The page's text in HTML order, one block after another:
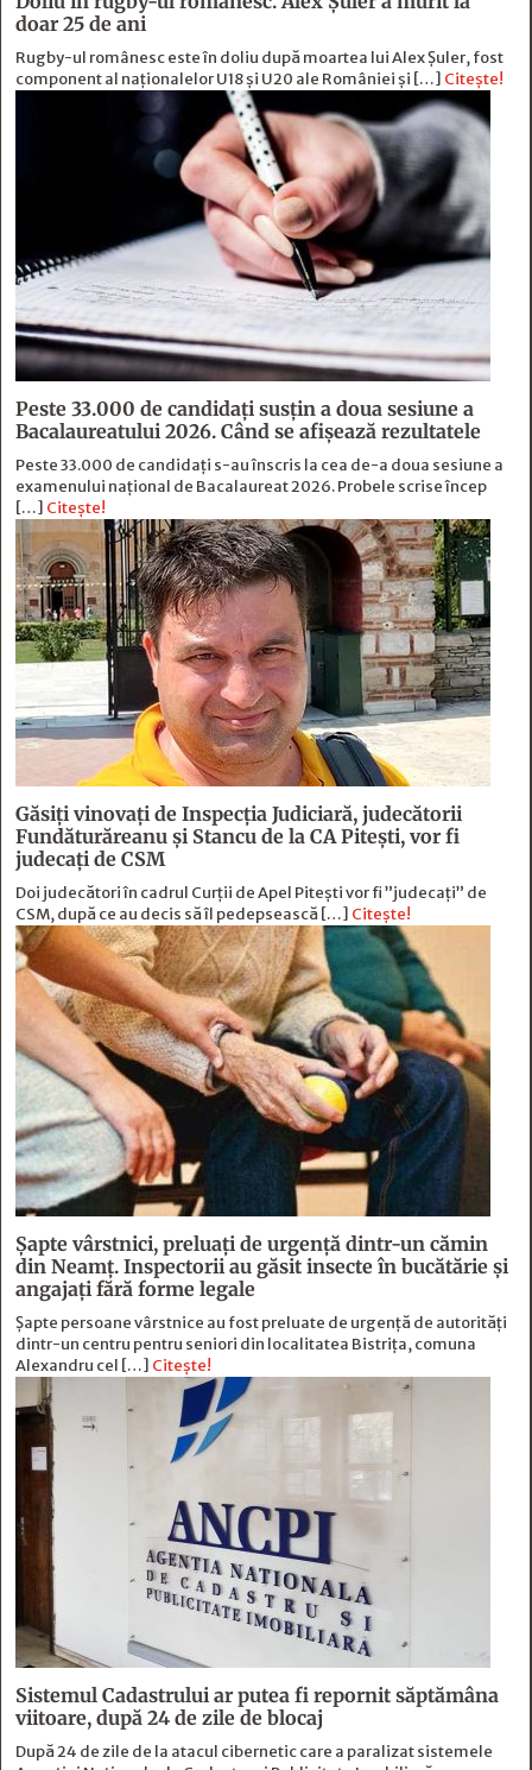
doar 25 de ani
Rugby-ul românesc este în doliu după moartea lui Alex Șuler, fost
component al naționalelor U18 și U20 ale României și […] Citește!
Peste 33.000 de candidați susțin a doua sesiune a
Bacalaureatului 2026. Când se afișează rezultatele
Peste 33.000 de candidați s-au înscris la cea de-a doua sesiune a
examenului național de Bacalaureat 2026. Probele scrise încep
[…] Citește!
Găsiți vinovați de Inspecția Judiciară, judecătorii
Fundăturăreanu și Stancu de la CA Pitești, vor fi
judecați de CSM
Doi judecători în cadrul Curții de Apel Pitești vor fi ”judecați” de
CSM, după ce au decis să îl pedepsească […] Citește!
Șapte vârstnici, preluați de urgență dintr-un cămin
din Neamț. Inspectorii au găsit insecte în bucătărie și
angajați fără forme legale
Șapte persoane vârstnice au fost preluate de urgență de autorități
dintr-un centru pentru seniori din localitatea Bistrița, comuna
Alexandru cel […] Citește!
Sistemul Cadastrului ar putea fi repornit săptămâna
viitoare, după 24 de zile de blocaj
După 24 de zile de la atacul cibernetic care a paralizat sistemele